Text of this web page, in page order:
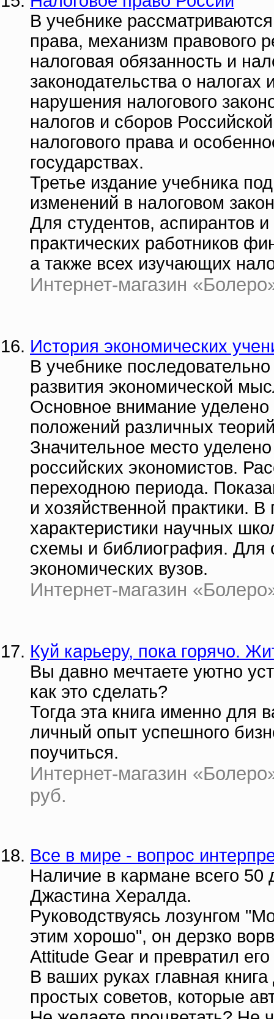
В учебнике
права, механизм правового
налоговая обязанность и
законодательства о налогах
нарушения налогового
налогов и сборов
налогового права и
государствах.
Третье издание учебника
изменений в налоговом
Для студентов, аспирантов
практических работников
а также всех изучающих
Интернет-магазин
История экономических
В учебнике
развития экономической
Основное внимание
положений различных
Значительное место
российских экономистов.
переходною периода.
и хозяйственной практики.
характеристики научных
схемы и библиография. Для
экономических вузов.
Интернет-магазин
Куй карьеру, пока горячо.
Вы давно мечтаете уютно
как это сделать?
Тогда эта книга именно для
личный опыт успешного
поучиться.
Интернет-магазин
руб.
Все в мире - вопрос
Наличие в кармане всего 50
Джастина Хералда.
Руководствуясь лозунгом
этим хорошо", он дерзко
Attitude Gear и превратил
В ваших руках главная
простых советов, которые